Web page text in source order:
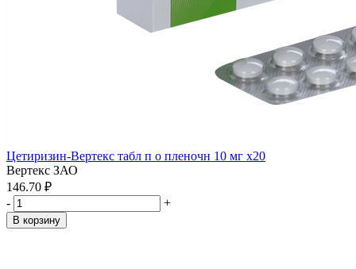
Цетиризин-Вертекс табл п о пленочн 10 мг x20
Вертекс ЗАО
146.70 ₽
-
+
В корзину